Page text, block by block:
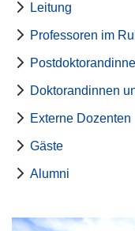
Leitung
Professoren im
Doktorandinnen
Externe Dozenten
Gäste
Alumni